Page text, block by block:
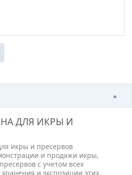
ДЛЯ ИКРЫ И
икры и пресервов
и продажи икры,
с учетом всех
и экспозиции этих